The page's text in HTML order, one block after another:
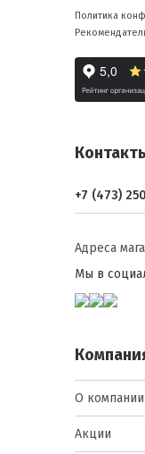
Политика
+7 (473)
Адреса
Мы в
О компании
Акции